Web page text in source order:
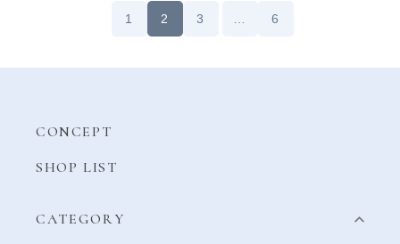
1 2 3 6
CONCEPT
SHOP LIST
CATEGORY